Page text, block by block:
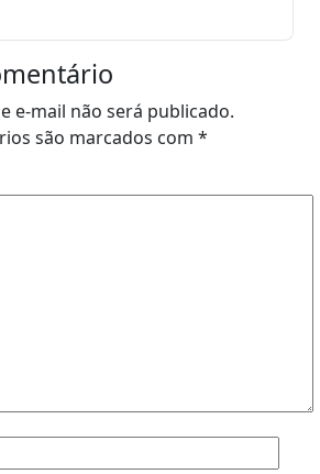
e-mail não será publicado.
são marcados com *